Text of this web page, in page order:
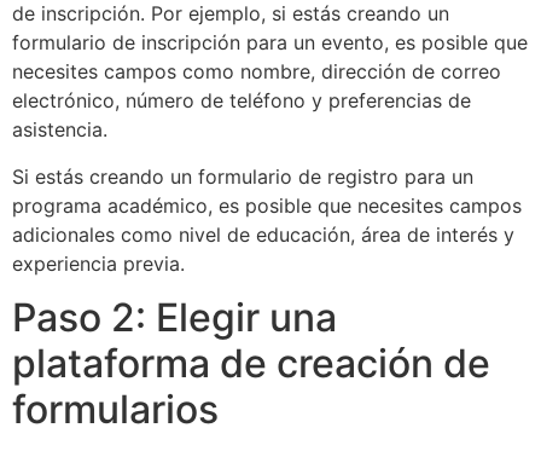
de inscripción. Por ejemplo, si estás creando un
formulario de inscripción para un evento, es posible que
necesites campos como nombre, dirección de correo
electrónico, número de teléfono y preferencias de
asistencia.
Si estás creando un formulario de registro para un
programa académico, es posible que necesites campos
adicionales como nivel de educación, área de interés y
experiencia previa.
Paso 2: Elegir una
plataforma de creación de
formularios